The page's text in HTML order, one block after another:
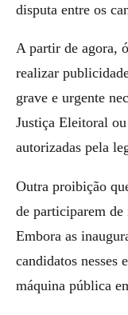
disputa entre os
A partir de agora,
realizar
grave e urgente
Justiça Eleitoral
autorizadas pela
Outra proibição
de participarem de
Embora as
candidatos nesses
máquina pública